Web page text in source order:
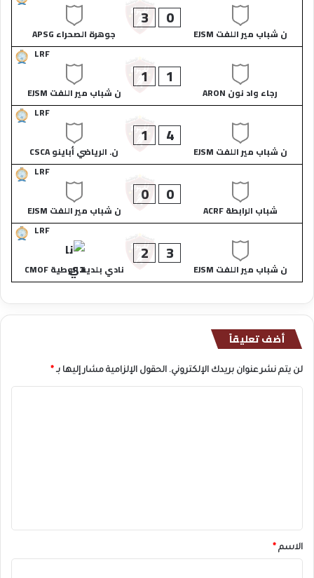
ن شباب مير اللفت EJSM
0
3
جوهرة الصحراء APSG
LRF
رجاء واد نون ARON
1
1
ن شباب مير اللفت EJSM
LRF
ن شباب مير اللفت EJSM
4
1
ن. الرياضي أباينو CSCA
LRF
شباب الرابطة ACRF
0
0
ن شباب مير اللفت EJSM
LRF
ن شباب مير اللفت EJSM
3
2
نادي بلدية الوطية CMOF
أضف تعليقاً
لن يتم نشر عنوان بريدك الإلكتروني. الحقول الإلزامية مشار إليها بـ *
*
الاسم *